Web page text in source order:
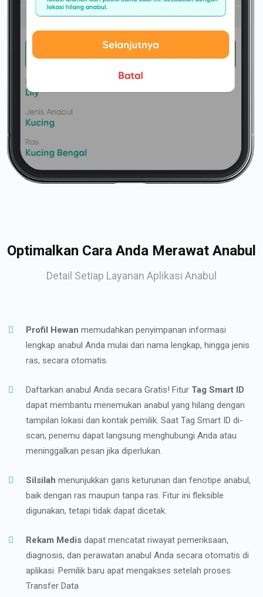
Optimalkan Cara Anda Merawat Anabul
Detail Setiap Layanan Aplikasi Anabul
Profil Hewan memudahkan penyimpanan informasi
lengkap anabul Anda mulai dari nama lengkap, hingga jenis
ras, secara otomatis.
Daftarkan anabul Anda secara Gratis! Fitur Tag Smart ID
dapat membantu menemukan anabul yang hilang dengan
tampilan lokasi dan kontak pemilik. Saat Tag Smart ID di-
scan, penemu dapat langsung menghubungi Anda atau
meninggalkan pesan jika diperlukan.
Silsilah menunjukkan garis keturunan dan fenotipe anabul,
baik dengan ras maupun tanpa ras. Fitur ini fleksible
digunakan, tetapi tidak dapat dicetak.
Rekam Medis dapat mencatat riwayat pemeriksaan,
diagnosis, dan perawatan anabul Anda secara otomatis di
aplikasi. Pemilik baru apat mengakses setelah proses
Transfer Data